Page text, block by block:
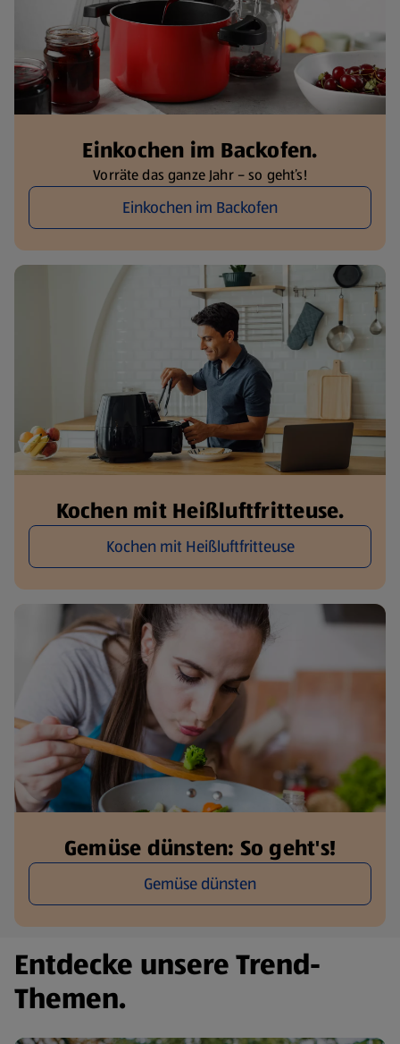
Einkochen im Backofen.
Vorräte das ganze Jahr – so geht’s!
Einkochen im Backofen
Kochen mit Heißluftfritteuse.
Kochen mit Heißluftfritteuse
Gemüse dünsten: So geht's!
Gemüse dünsten
Entdecke unsere Trend-
Themen.